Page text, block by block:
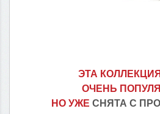
ЭТА
ОЧЕНЬ
НО УЖЕ СНЯТА С